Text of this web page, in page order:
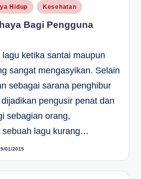
Hidup Kesehatan
Bagi Pengguna
ketika santai maupun
sangat mengasyikan. Selain
sebagai sarana penghibur
pengusir penat dan
sebagian orang,
sebuah lagu kurang…
01/2015